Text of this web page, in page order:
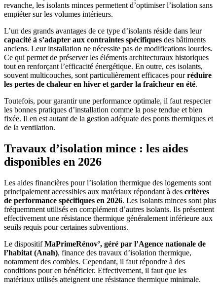
revanche, les isolants minces permettent d’optimiser l’isolation sans
empiéter sur les volumes intérieurs.
L’un des grands avantages de ce type d’isolants réside dans leur
capacité à s’adapter aux contraintes spécifiques des bâtiments
anciens. Leur installation ne nécessite pas de modifications lourdes.
Ce qui permet de préserver les éléments architecturaux historiques
tout en renforçant l’efficacité énergétique. En outre, ces isolants,
souvent multicouches, sont particulièrement efficaces pourréduire
les pertes de chaleur en hiver et garder la fraîcheur en été.
Toutefois, pour garantir une performance optimale, il faut respecter
les bonnes pratiques d’installation comme la pose tendue et bien
fixée. Il en est autant de la gestion adéquate des ponts thermiques et
de la ventilation.
Travaux d’isolation mince : les aides
disponibles en 2026
Les aides financières pour l’isolation thermique des logements sont
principalement accessibles aux matériaux répondant à des critères
de performance spécifiques en 2026. Les isolants minces sont plus
fréquemment utilisés en complément d’autres isolants. Ils présentent
effectivement une résistance thermique généralement inférieure aux
seuils requis pour certaines subventions.
Le dispositifMaPrimeRénov’, géré par l’Agence nationale de
l’habitat (Anah), finance des travaux d’isolation thermique,
notamment des combles. Cependant, il faut répondre à des
conditions pour en bénéficier. Effectivement, il faut que les
matériaux utilisés atteignent une résistance thermique minimale.